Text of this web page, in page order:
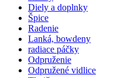
Diely a doplnky
Špice
Radenie
Lanká, bowdeny
radiace páčky
Odpruženie
Odpružené vidlice